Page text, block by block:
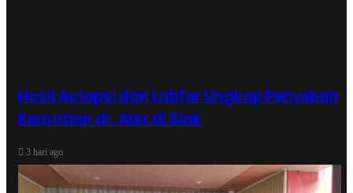
Hasil Autopsi dan Labfor Ungkap Penyebab
Kematian dr. Alex di Siak
3 hari ago